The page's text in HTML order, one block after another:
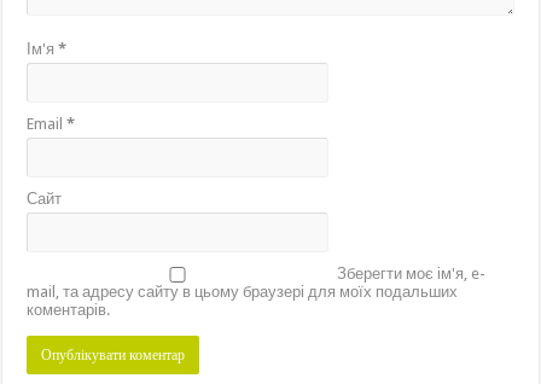
Ім'я*
Email*
Сайт
Зберегти моє ім'я, e-
mail, та адресу сайту в цьому браузері для моїх подальших
коментарів.